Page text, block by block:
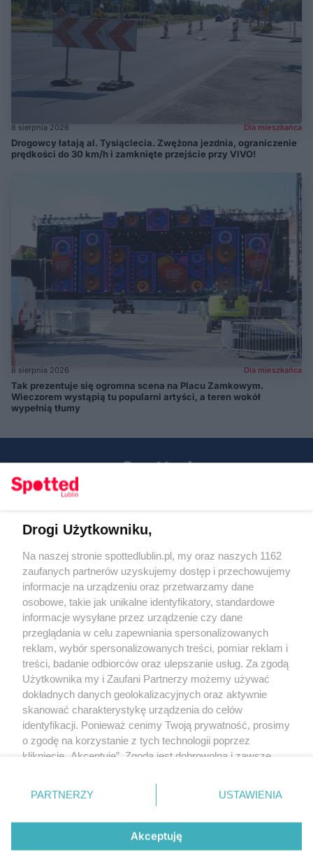
8 sierpnia 2026 Dla mieszkańca
Drogowcy łatają al. Tysiąclecia. Zwężona jezdnia, ograniczenie
prędkości do 30 km/h i zamknięte przejście przy VIVO!
8 sierpnia 2026 Dla mieszkańca
Tak prezentuje się ogromna scena na Placu Zamkowym.
Wieczorem wystąpią tu popularni artyści, a teren wokół
wypełnią tłumy
KATEGORIE
OGŁOSZENIA
WYDARZENIA
NA SKRÓTY
Regulamin
Polityka prywatności
RODO
Warunki korzystania z treści
Drogi Użytkowniku,
Na naszej stronie spottedlublin.pl, my oraz naszych 1162
zaufanych partnerów uzyskujemy dostęp i przechowujemy
informacje na urządzeniu oraz przetwarzamy dane
osobowe, takie jak unikalne identyfikatory, standardowe
informacje wysyłane przez urządzenie czy dane
przeglądania w celu zapewniania spersonalizowanych
reklam, wybór spersonalizowanych treści, pomiar reklam i
treści, badanie odbiorców oraz ulepszanie usług. Za zgodą
Użytkownika my i Zaufani Partnerzy możemy używać
dokładnych danych geolokalizacyjnych oraz aktywnie
skanować charakterystykę urządzenia do celów
identyfikacji. Ponieważ cenimy Twoją prywatność, prosimy
o zgodę na korzystanie z tych technologii poprzez
kliknięcie „Akceptuję”. Zgoda jest dobrowolna i zawsze
prywatności znajdujący się w lewym dolnym rogu strony
. Niektóre rodzaje przetwarzania danych nie wymagają
zgody użytkownika, ale masz prawo sprzeciwić się
takiemu przetwarzaniu. Preferencje będą miały
zastosowania tylko na tej witrynie.
PARTNERZY USTAWIENIA
Akceptuję